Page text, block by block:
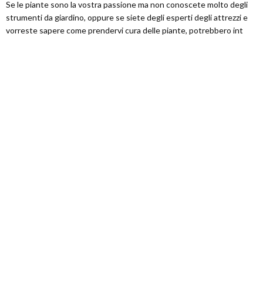
Se le piante sono la vostra passione ma non conoscete molto degli
strumenti da giardino, oppure se siete degli esperti degli attrezzi e
vorreste sapere come prendervi cura delle piante, potrebbero int